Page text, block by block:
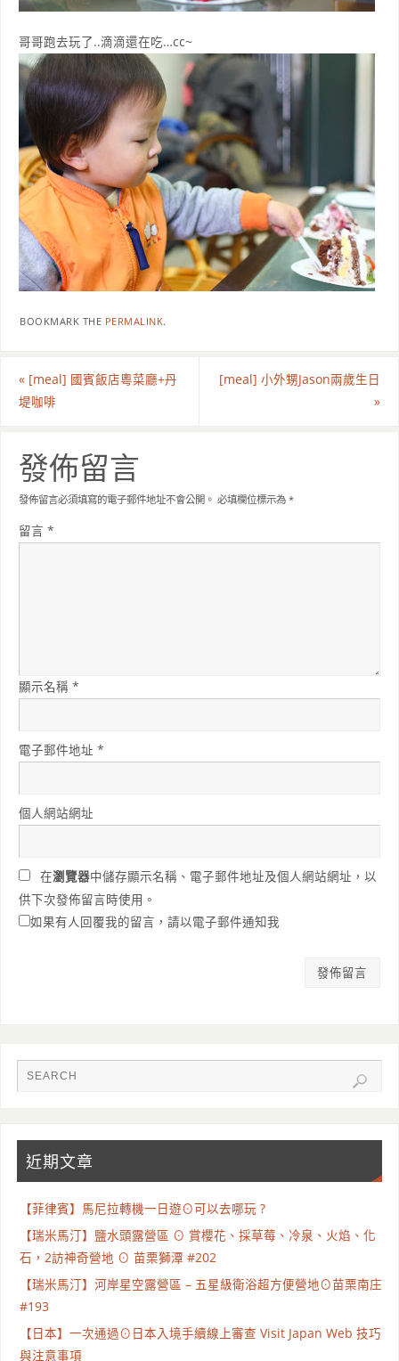
哥哥跑去玩了..滴滴還在吃…cc~
BOOKMARK THE PERMALINK.
« [meal] 國賓飯店粵菜廳+丹
堤咖啡
[meal] 小外甥Jason兩歲生日
»
發佈留言
發佈留言必須填寫的電子郵件地址不會公開。 必填欄位標示為*
留言*
顯示名稱*
電子郵件地址*
個人網站網址
在瀏覽器中儲存顯示名稱、電子郵件地址及個人網站網址，以
供下次發佈留言時使用。
如果有人回覆我的留言，請以電子郵件通知我
近期文章
【菲律賓】馬尼拉轉機一日遊⊙可以去哪玩 ?
【瑞米馬汀】鹽水頭露營區 ⊙ 賞櫻花、採草莓、冷泉、火焰、化
石，2訪神奇營地 ⊙ 苗栗獅潭 #202
【瑞米馬汀】河岸星空露營區 – 五星級衛浴超方便營地⊙苗栗南庄
#193
【日本】一次通過⊙日本入境手續線上審查 Visit Japan Web 技巧
與注意事項